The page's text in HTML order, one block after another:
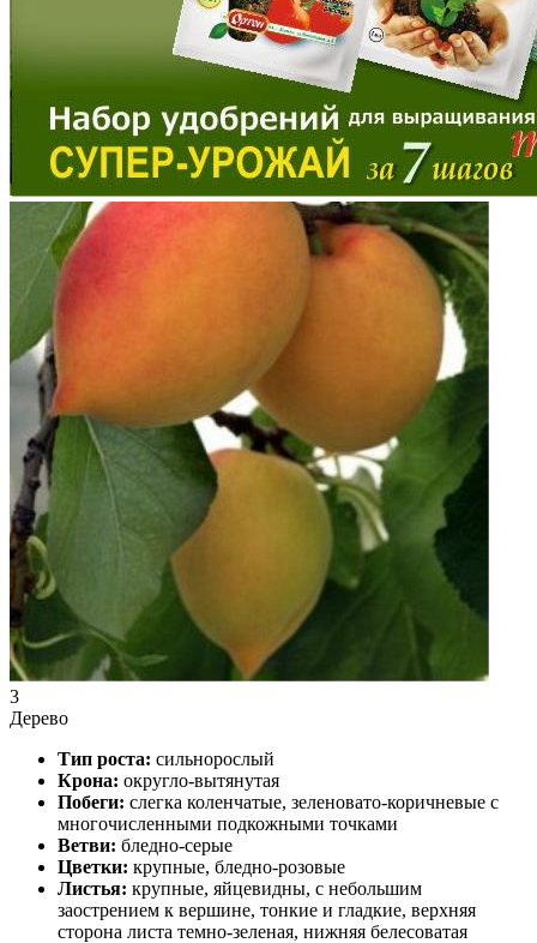
3
Дерево
Тип роста: сильнорослый
Крона: округло-вытянутая
Побеги: слегка коленчатые, зеленовато-коричневые с
многочисленными подкожными точками
Ветви: бледно-серые
Цветки: крупные, бледно-розовые
Листья: крупные, яйцевидны, с небольшим
заострением к вершине, тонкие и гладкие, верхняя
сторона листа темно-зеленая, нижняя белесоватая